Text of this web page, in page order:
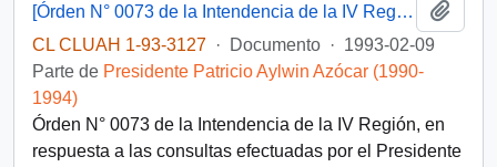
[Órden N° 0073 de la Intendencia de la IV Región]
CL CLUAH 1-93-3127 · Documento · 1993-02-09
Parte de Presidente Patricio Aylwin Azócar (1990-
1994)
Órden N° 0073 de la Intendencia de la IV Región, en
respuesta a las consultas efectuadas por el Presidente